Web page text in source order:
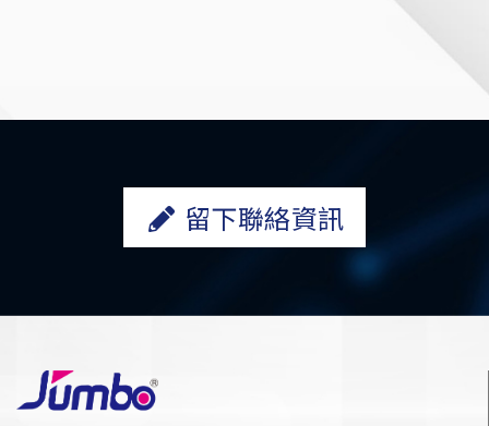
留下聯絡資訊